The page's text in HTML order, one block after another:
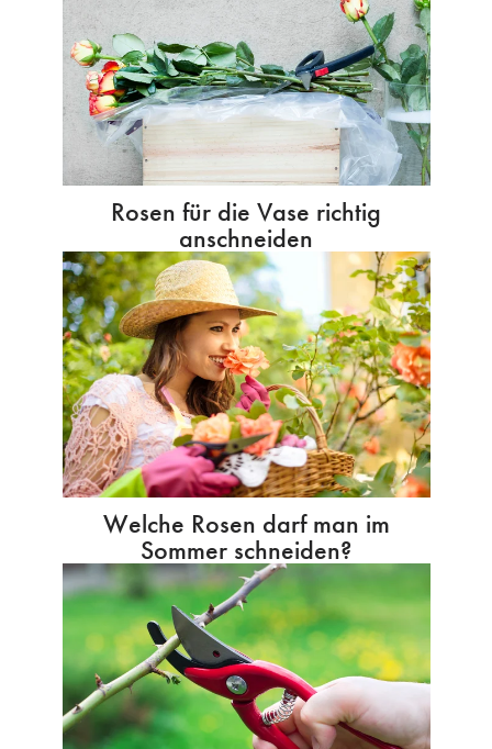
Rosen für die Vase richtig
anschneiden
Welche Rosen darf man im
Sommer schneiden?